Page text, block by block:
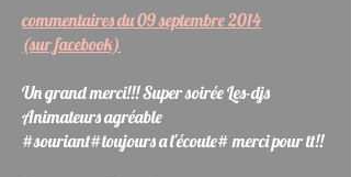
commentaires du 09 septembre 2014
(sur facebook)
Un grand merci!!! Super soiréeLes-djs
Animateursagréable
#souriant#toujours a l'écoute# merci pour tt!!